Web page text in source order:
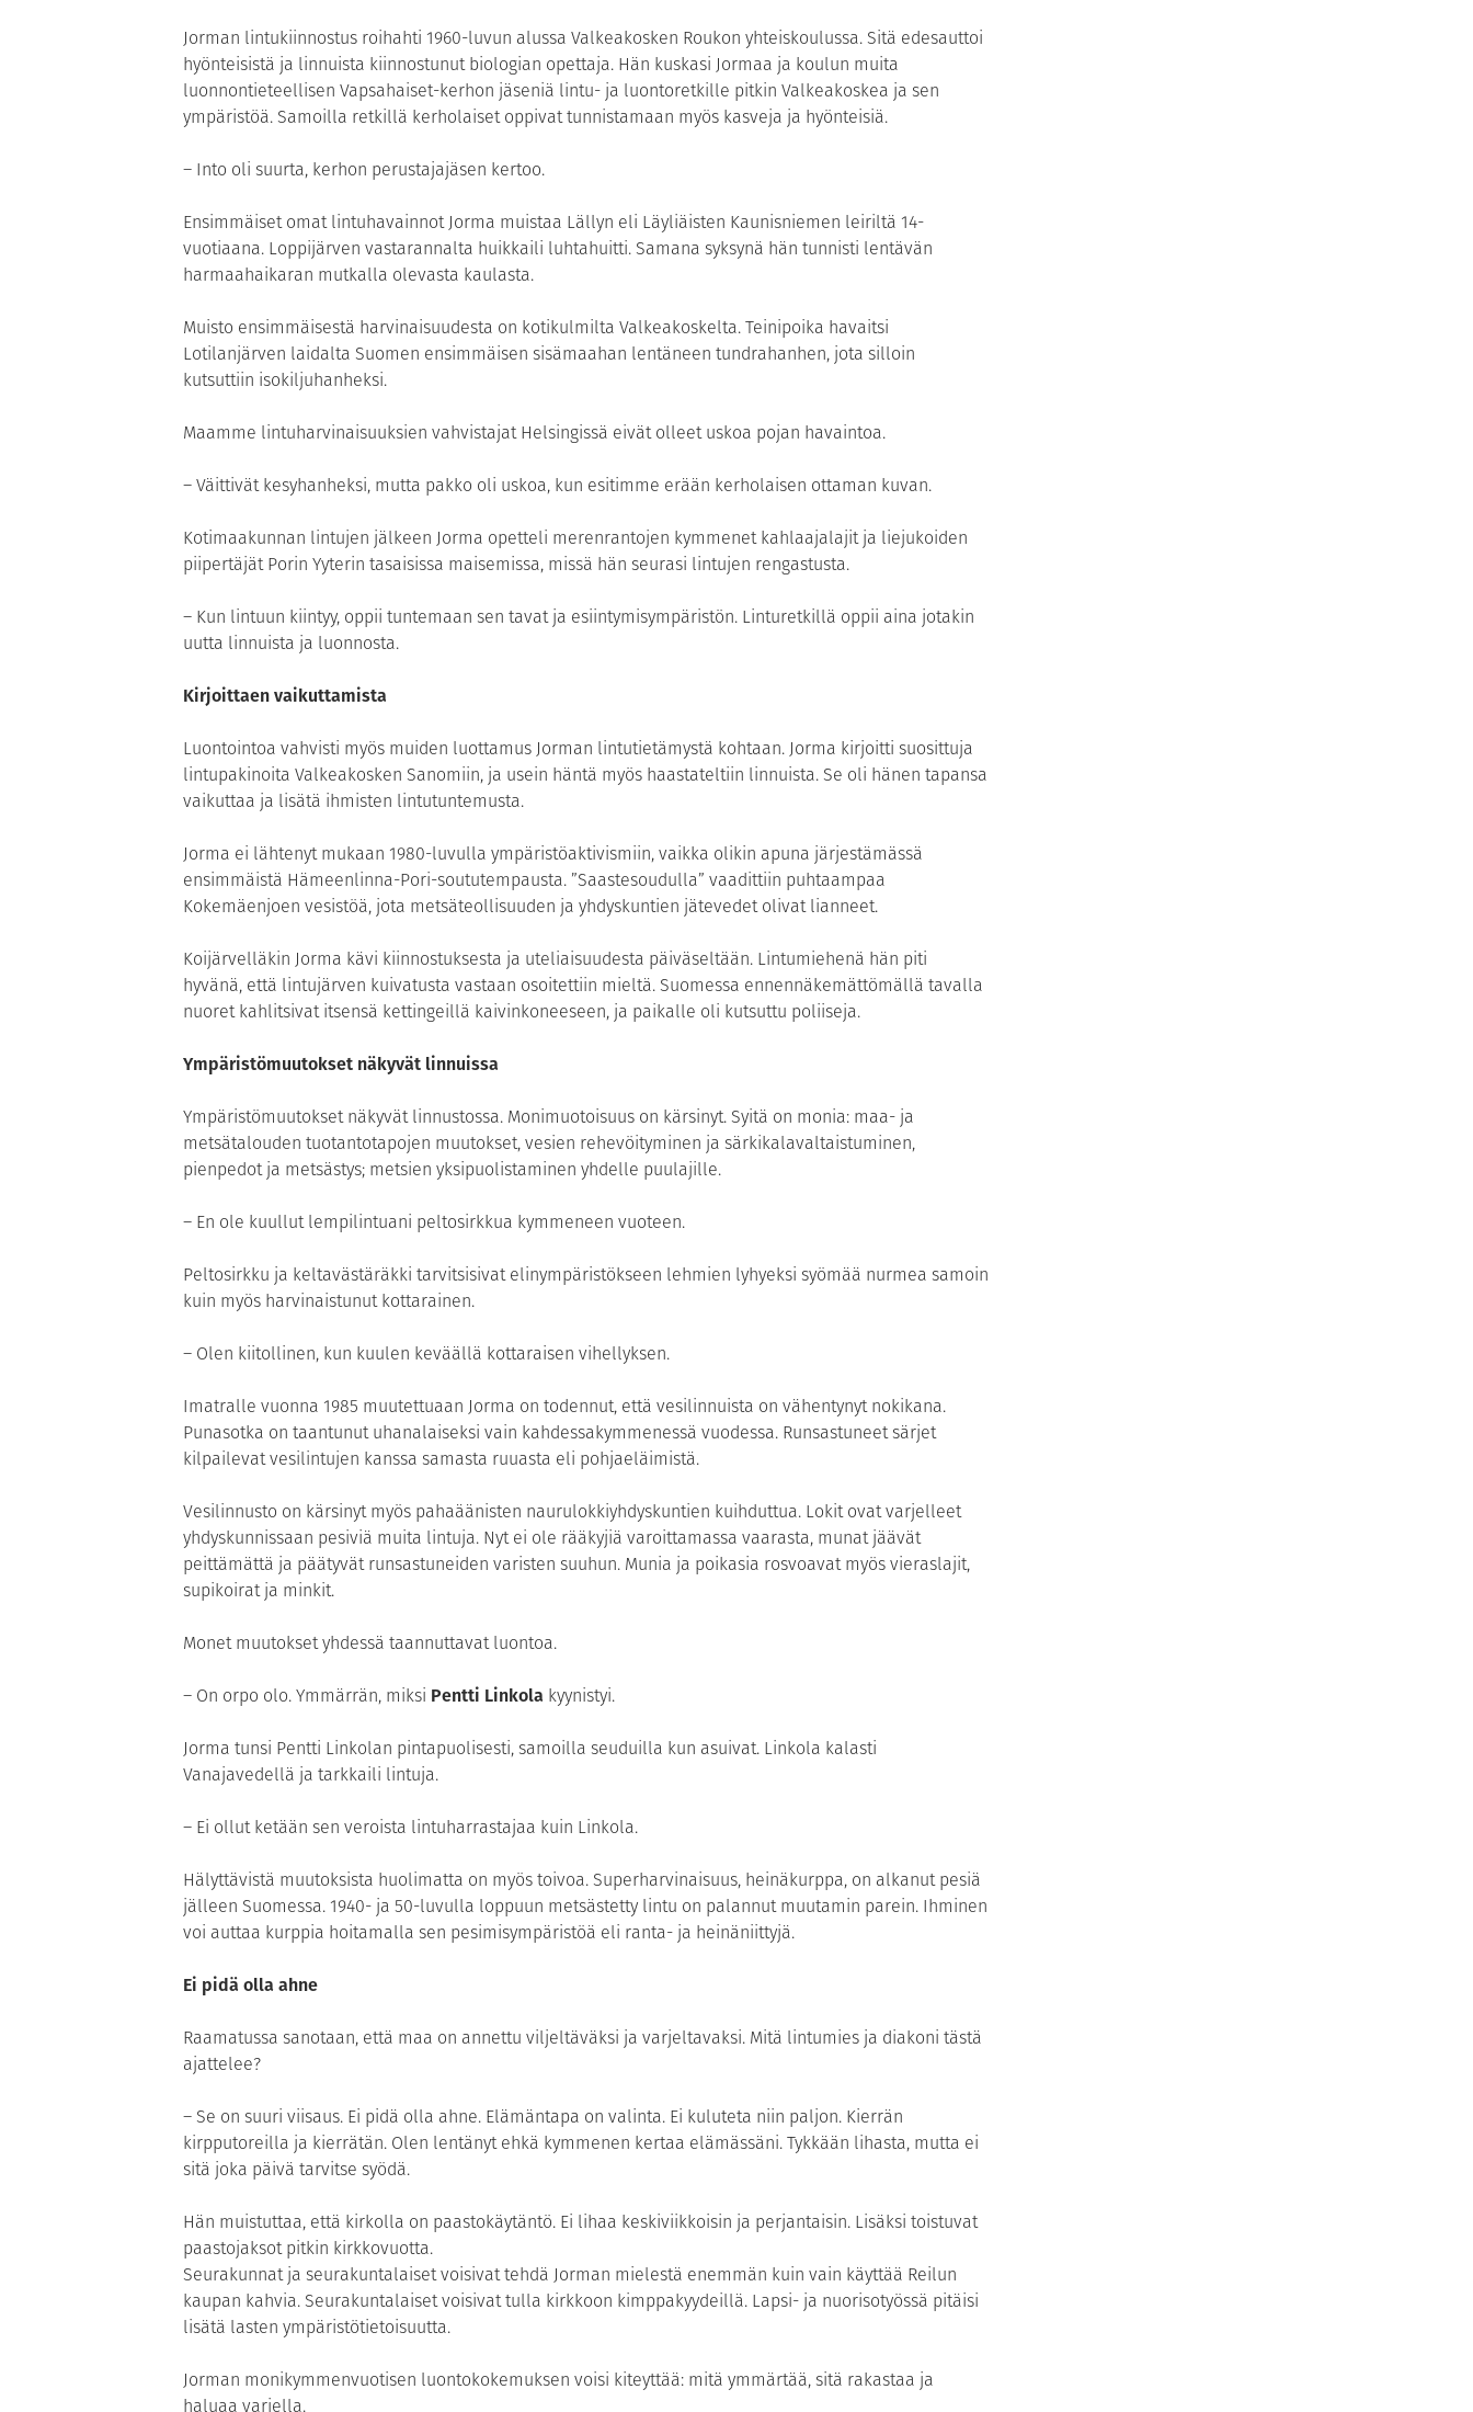
Jorman lintukiinnostus roihahti 1960-luvun alussa Valkeakosken Roukon yhteiskoulussa. Sitä edesauttoi
hyönteisistä ja linnuista kiinnostunut biologian opettaja. Hän kuskasi Jormaa ja koulun muita
luonnontieteellisen Vapsahaiset-kerhon jäseniä lintu- ja luontoretkille pitkin Valkeakoskea ja sen
ympäristöä. Samoilla retkillä kerholaiset oppivat tunnistamaan myös kasveja ja hyönteisiä.
– Into oli suurta, kerhon perustajajäsen kertoo.
Ensimmäiset omat lintuhavainnot Jorma muistaa Lällyn eli Läyliäisten Kaunisniemen leiriltä 14-
vuotiaana. Loppijärven vastarannalta huikkaili luhtahuitti. Samana syksynä hän tunnisti lentävän
harmaahaikaran mutkalla olevasta kaulasta.
Muisto ensimmäisestä harvinaisuudesta on kotikulmilta Valkeakoskelta. Teinipoika havaitsi
Lotilanjärven laidalta Suomen ensimmäisen sisämaahan lentäneen tundrahanhen, jota silloin
kutsuttiin isokiljuhanheksi.
Maamme lintuharvinaisuuksien vahvistajat Helsingissä eivät olleet uskoa pojan havaintoa.
– Väittivät kesyhanheksi, mutta pakko oli uskoa, kun esitimme erään kerholaisen ottaman kuvan.
Kotimaakunnan lintujen jälkeen Jorma opetteli merenrantojen kymmenet kahlaajalajit ja liejukoiden
piipertäjät Porin Yyterin tasaisissa maisemissa, missä hän seurasi lintujen rengastusta.
– Kun lintuun kiintyy, oppii tuntemaan sen tavat ja esiintymisympäristön. Linturetkillä oppii aina jotakin
uutta linnuista ja luonnosta.
Kirjoittaen vaikuttamista
Luontointoa vahvisti myös muiden luottamus Jorman lintutietämystä kohtaan. Jorma kirjoitti suosittuja
lintupakinoita Valkeakosken Sanomiin, ja usein häntä myös haastateltiin linnuista. Se oli hänen tapansa
vaikuttaa ja lisätä ihmisten lintutuntemusta.
Jorma ei lähtenyt mukaan 1980-luvulla ympäristöaktivismiin, vaikka olikin apuna järjestämässä
ensimmäistä Hämeenlinna-Pori-soututempausta. ”Saastesoudulla” vaadittiin puhtaampaa
Kokemäenjoen vesistöä, jota metsäteollisuuden ja yhdyskuntien jätevedet olivat lianneet.
Koijärvelläkin Jorma kävi kiinnostuksesta ja uteliaisuudesta päiväseltään. Lintumiehenä hän piti
hyvänä, että lintujärven kuivatusta vastaan osoitettiin mieltä. Suomessa ennennäkemättömällä tavalla
nuoret kahlitsivat itsensä kettingeillä kaivinkoneeseen, ja paikalle oli kutsuttu poliiseja.
Ympäristömuutokset näkyvät linnuissa
Ympäristömuutokset näkyvät linnustossa. Monimuotoisuus on kärsinyt. Syitä on monia: maa- ja
metsätalouden tuotantotapojen muutokset, vesien rehevöityminen ja särkikalavaltaistuminen,
pienpedot ja metsästys; metsien yksipuolistaminen yhdelle puulajille.
– En ole kuullut lempilintuani peltosirkkua kymmeneen vuoteen.
Peltosirkku ja keltavästäräkki tarvitsisivat elinympäristökseen lehmien lyhyeksi syömää nurmea samoin
kuin myös harvinaistunut kottarainen.
– Olen kiitollinen, kun kuulen keväällä kottaraisen vihellyksen.
Imatralle vuonna 1985 muutettuaan Jorma on todennut, että vesilinnuista on vähentynyt nokikana.
Punasotka on taantunut uhanalaiseksi vain kahdessakymmenessä vuodessa. Runsastuneet särjet
kilpailevat vesilintujen kanssa samasta ruuasta eli pohjaeläimistä.
Vesilinnusto on kärsinyt myös pahaäänisten naurulokkiyhdyskuntien kuihduttua. Lokit ovat varjelleet
yhdyskunnissaan pesiviä muita lintuja. Nyt ei ole rääkyjiä varoittamassa vaarasta, munat jäävät
peittämättä ja päätyvät runsastuneiden varisten suuhun. Munia ja poikasia rosvoavat myös vieraslajit,
supikoirat ja minkit.
Monet muutokset yhdessä taannuttavat luontoa.
– On orpo olo. Ymmärrän, miksi Pentti Linkola kyynistyi.
Jorma tunsi Pentti Linkolan pintapuolisesti, samoilla seuduilla kun asuivat. Linkola kalasti
Vanajavedellä ja tarkkaili lintuja.
– Ei ollut ketään sen veroista lintuharrastajaa kuin Linkola.
Hälyttävistä muutoksista huolimatta on myös toivoa. Superharvinaisuus, heinäkurppa, on alkanut pesiä
jälleen Suomessa. 1940- ja 50-luvulla loppuun metsästetty lintu on palannut muutamin parein. Ihminen
voi auttaa kurppia hoitamalla sen pesimisympäristöä eli ranta- ja heinäniittyjä.
Ei pidä olla ahne
Raamatussa sanotaan, että maa on annettu viljeltäväksi ja varjeltavaksi. Mitä lintumies ja diakoni tästä
ajattelee?
– Se on suuri viisaus. Ei pidä olla ahne. Elämäntapa on valinta. Ei kuluteta niin paljon. Kierrän
kirpputoreilla ja kierrätän. Olen lentänyt ehkä kymmenen kertaa elämässäni. Tykkään lihasta, mutta ei
sitä joka päivä tarvitse syödä.
Hän muistuttaa, että kirkolla on paastokäytäntö. Ei lihaa keskiviikkoisin ja perjantaisin. Lisäksi toistuvat
paastojaksot pitkin kirkkovuotta.
Seurakunnat ja seurakuntalaiset voisivat tehdä Jorman mielestä enemmän kuin vain käyttää Reilun
kaupan kahvia. Seurakuntalaiset voisivat tulla kirkkoon kimppakyydeillä. Lapsi- ja nuorisotyössä pitäisi
lisätä lasten ympäristötietoisuutta.
Jorman monikymmenvuotisen luontokokemuksen voisi kiteyttää: mitä ymmärtää, sitä rakastaa ja
haluaa varjella.